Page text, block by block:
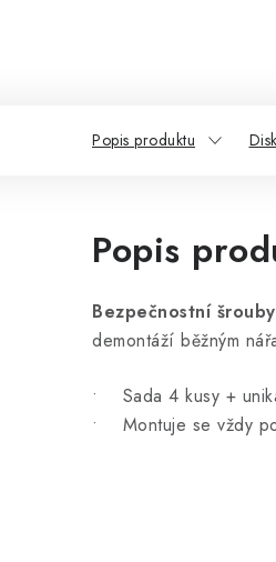
Popis produktu
Popis
Bezpečnostní
demontáží běžným
• Sada 4 kusy +
• Montuje se vždy